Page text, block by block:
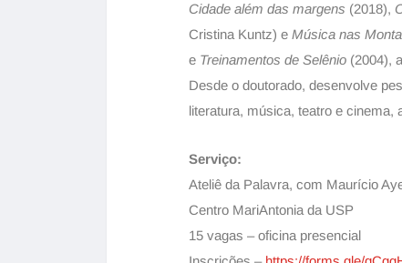
Cidade além das margens (2018),
Cristina Kuntz) e Música nas
e Treinamentos de Selênio (2004),
Desde o doutorado, desenvolve
literatura, música, teatro e cinema,
Serviço:
Ateliê da Palavra, com Maurício
Centro MariAntonia da USP
15 vagas – oficina presencial